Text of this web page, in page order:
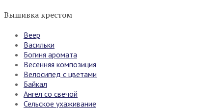
Вышивка крестом
Веер
Васильки
Богиня аромата
Весенняя композиция
Велосипед с цветами
Байкал
Ангел со свечой
Сельское ухаживание